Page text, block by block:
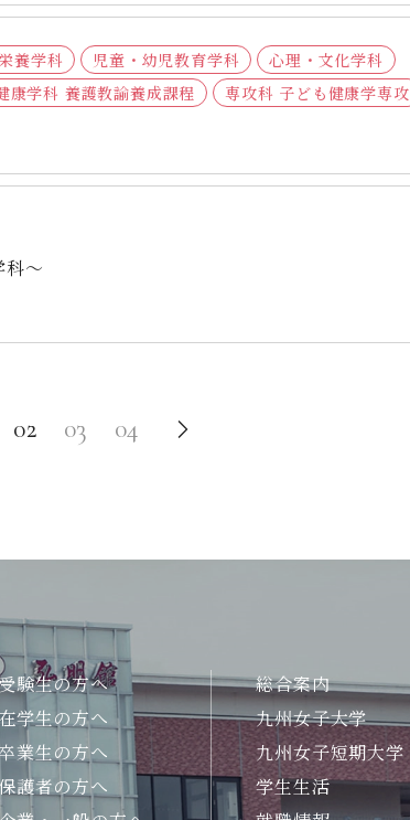
養学科 児童・幼児教育学科
心理・文化学科
康学科 養護教諭養成課程 専攻科 子ども健康学専攻
科～
02 03 04
験生の方へ
在学生の方へ
業生の方へ
護者の方へ
総合案内
九州女子大学
九州女子短期大学
学生生活